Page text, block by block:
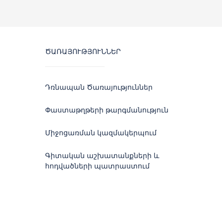
ԾԱՌԱՅՈՒԹՅՈՒՆՆԵՐ
Դռնապան Ծառայություններ
Փաստաթղթերի թարգմանություն
Միջոցառման կազմակերպում
Գիտական աշխատանքների և
հոդվածների պատրաստում